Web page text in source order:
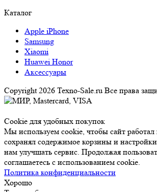
Каталог
Apple iPhone
Samsung
Xiaomi
Huawei Honor
Аксессуары
Copyright 2026 Texno-Sale.ru Все права
Cookie для удобных покупок
Мы используем cookie, чтобы сайт работал
сохранял содержимое корзины и
нам улучшать сервис. Продолжая
соглашаетесь с использованием cookie.
Политика конфиденциальности
Хорошо